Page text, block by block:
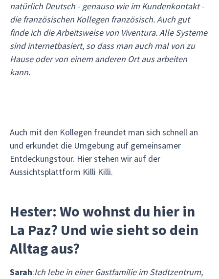
natürlich Deutsch - genauso wie im Kundenkontakt -
die französischen Kollegen französisch. Auch gut
finde ich die Arbeitsweise von Viventura. Alle Systeme
sind internetbasiert, so dass man auch mal von zu
Hause oder von einem anderen Ort aus arbeiten
kann.
Auch mit den Kollegen freundet man sich schnell an
und erkundet die Umgebung auf gemeinsamer
Entdeckungstour. Hier stehen wir auf der
Aussichtsplattform Killi Killi.
Hester: Wo wohnst du hier in
La Paz? Und wie sieht so dein
Alltag aus?
Sarah:Ich lebe in einer Gastfamilie im Stadtzentrum,